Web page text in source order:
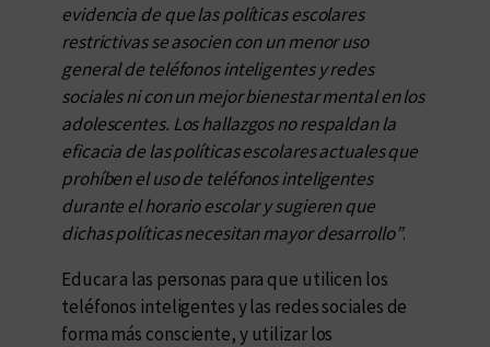
evidencia de que las políticas escolares
restrictivas se asocien con un menor uso
general de teléfonos inteligentes y redes
sociales ni con un mejor bienestar mental en los
adolescentes. Los hallazgos no respaldan la
eficacia de las políticas escolares actuales que
prohíben el uso de teléfonos inteligentes
durante el horario escolar y sugieren que
dichas políticas necesitan mayor desarrollo”.
Educar a las personas para que utilicen los
teléfonos inteligentes y las redes sociales de
forma más consciente, y utilizar los